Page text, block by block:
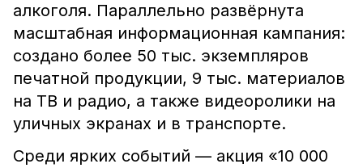
алкоголя. Параллельно развёрнута
масштабная информационная кампания:
создано более 50 тыс. экземпляров
печатной продукции, 9 тыс. материалов
на ТВ и радио, а также видеоролики на
уличных экранах и в транспорте.
Среди ярких событий — акция «10 000